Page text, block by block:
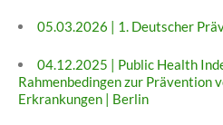
05.03.2026 | 1. Deutscher
04.12.2025 | Public Health
Rahmenbedingen zur Prävention
Erkrankungen | Berlin